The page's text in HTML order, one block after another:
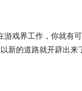
戏界工作，你就有
新的道路就开辟出